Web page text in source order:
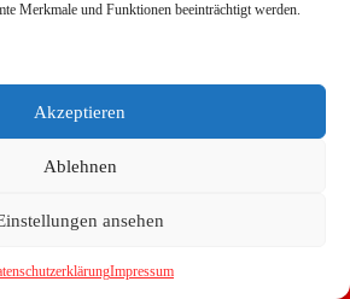
Merkmale und Funktionen beeinträchtigt werden.
Akzeptieren
Ablehnen
ansehen
Impressum